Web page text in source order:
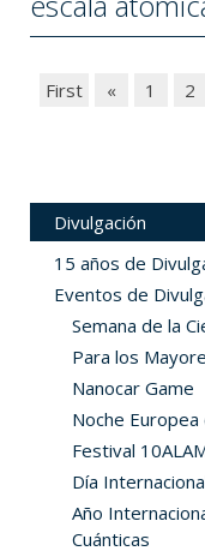
First « 1 2
Divulgación
15 años de
Eventos de
Semana de la
Para los
Nanocar Game
Noche
Festival
Día
Año
Cuánticas